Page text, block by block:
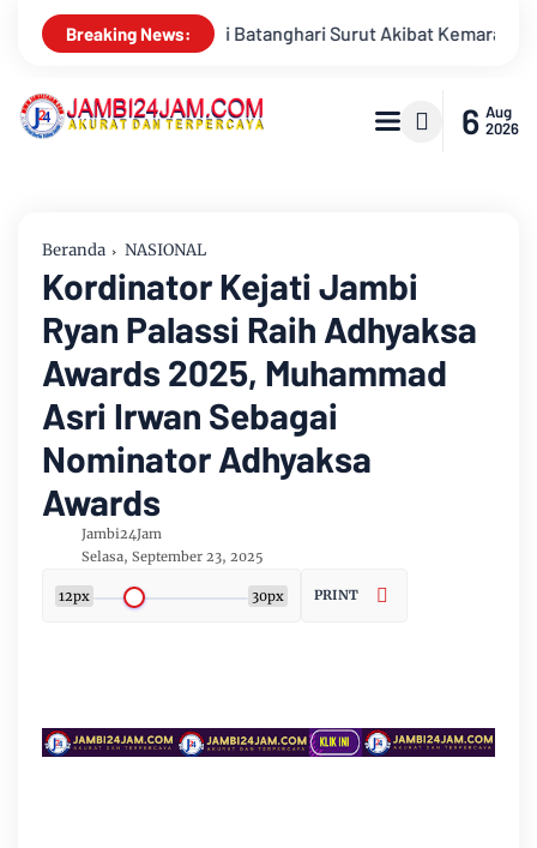
Breaking News:
Akibat Kemarau, Pasokan Air Bersih Tirta Mayang Jambi Keruh
6 Aug
2026
Beranda NASIONAL
Kordinator Kejati Jambi
Ryan Palassi Raih Adhyaksa
Awards 2025, Muhammad
Asri Irwan Sebagai
Nominator Adhyaksa
Awards
Jambi24Jam
Selasa, September 23, 2025
12px 30px PRINT